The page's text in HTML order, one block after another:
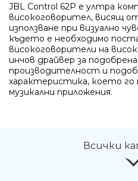
JBL Control 62P е ултра
високоговорител, висящ
използване при визуално
където е необходимо
високоговорители на
инчов драйвер за
производителност и
характеристика, което го
музикални приложения.
Всички